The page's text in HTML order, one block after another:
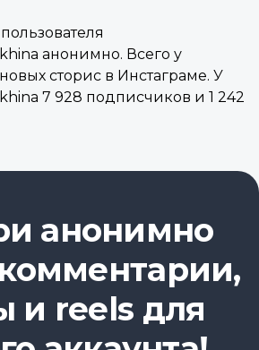
анонимно. Всего у
сторис в Инстаграме. У
7 928 подписчиков и 1 242
анонимно
и reels для